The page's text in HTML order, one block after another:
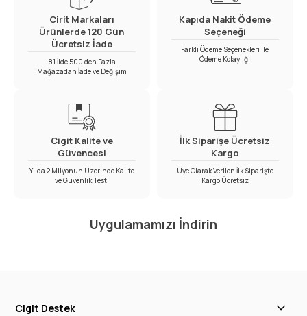
Cirit Markaları
Ürünlerde 120 Gün
Ücretsiz İade
81 İlde 500’den Fazla
Mağazadan İade ve Değişim
Kapıda Nakit Ödeme
Seçeneği
Farklı Ödeme Seçenekleri ile
Ödeme Kolaylığı
Cigit Kalite ve
Güvencesi
Yılda 2 Milyonun Üzerinde Kalite
ve Güvenlik Testi
İlk Siparişe Ücretsiz
Kargo
Üye Olarak Verilen İlk Siparişte
Kargo Ücretsiz
Uygulamamızı İndirin
Cigit Destek